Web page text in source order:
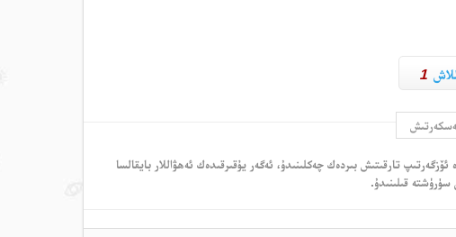
1
تارقىتىش بىردەك چەكلىنىدۇ، ئەگەر يۇقىرقىدەك ئەھۋاللار بايقالسا
سۈرۈشتە قىلىنىدۇ.